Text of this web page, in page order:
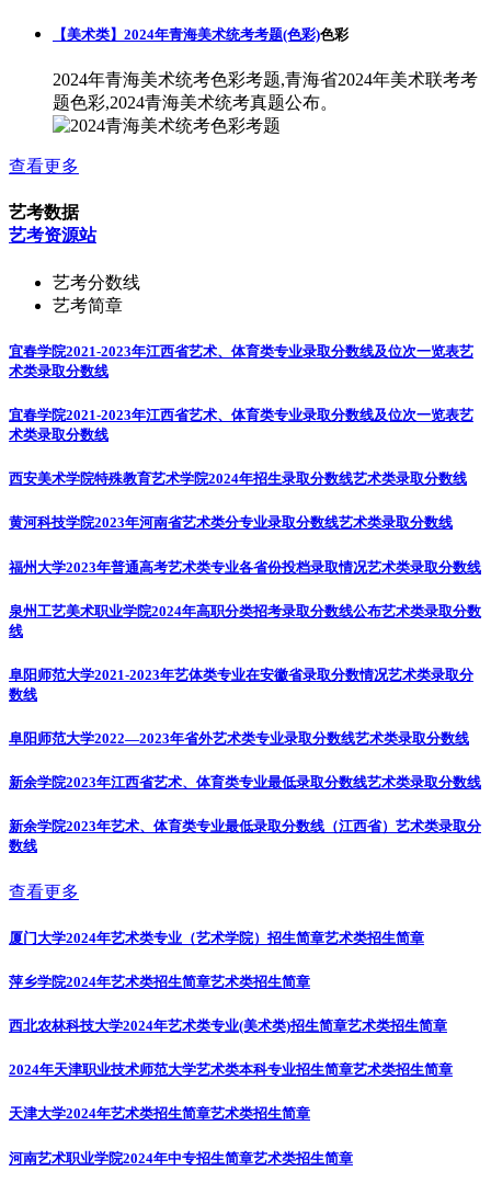
【美术类】2024年青海美术统考考题(色彩)色彩
2024年青海美术统考色彩考题,青海省2024年美术联考考
题色彩,2024青海美术统考真题公布。
查看更多
艺考数据
艺考资源站
艺考分数线
艺考简章
宜春学院2021-2023年江西省艺术、体育类专业录取分数线及位次一览表艺
术类录取分数线
宜春学院2021-2023年江西省艺术、体育类专业录取分数线及位次一览表艺
术类录取分数线
西安美术学院特殊教育艺术学院2024年招生录取分数线艺术类录取分数线
黄河科技学院2023年河南省艺术类分专业录取分数线艺术类录取分数线
福州大学2023年普通高考艺术类专业各省份投档录取情况艺术类录取分数线
泉州工艺美术职业学院2024年高职分类招考录取分数线公布艺术类录取分数
线
阜阳师范大学2021-2023年艺体类专业在安徽省录取分数情况艺术类录取分
数线
阜阳师范大学2022—2023年省外艺术类专业录取分数线艺术类录取分数线
新余学院2023年江西省艺术、体育类专业最低录取分数线艺术类录取分数线
新余学院2023年艺术、体育类专业最低录取分数线（江西省） 艺术类录取分
数线
查看更多
厦门大学2024年艺术类专业（艺术学院）招生简章艺术类招生简章
萍乡学院2024年艺术类招生简章艺术类招生简章
西北农林科技大学2024年艺术类专业(美术类)招生简章艺术类招生简章
2024年天津职业技术师范大学艺术类本科专业招生简章艺术类招生简章
天津大学2024年艺术类招生简章艺术类招生简章
河南艺术职业学院2024年中专招生简章艺术类招生简章